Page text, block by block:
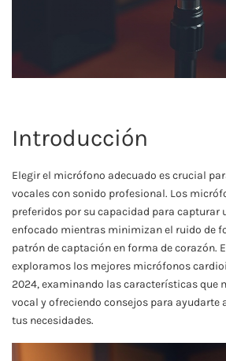
Introducción
Elegir el micrófono adecuado es crucial
vocales con sonido profesional. Los
preferidos por su capacidad para capturar
enfocado mientras minimizan el ruido de
patrón de captación en forma de corazón.
exploramos los mejores micrófonos
2024, examinando las características que
vocal y ofreciendo consejos para ayudarte
tus necesidades.